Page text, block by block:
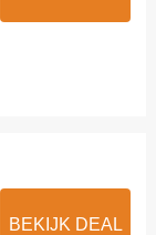
BEKIJK DEAL